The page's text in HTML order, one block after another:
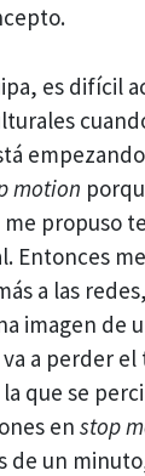
es difícil
motion
propuso
Entonces
a las
imagen de
a perder
que se
en stop
de un